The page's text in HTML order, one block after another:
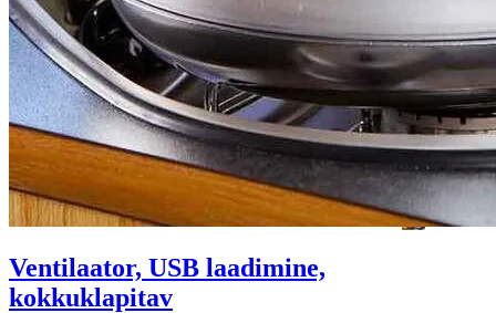
Ventilaator, USB laadimine,
kokkuklapitav